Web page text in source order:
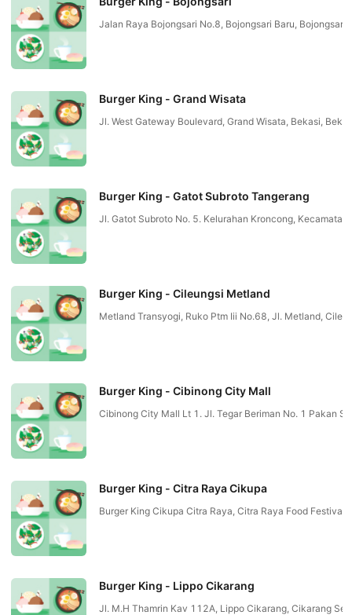
Jalan Raya Bojongsari No.8, Bojongsari Baru,
Burger King - Grand Wisata
Jl. West Gateway Boulevard, Grand Wisata, Bekasi,
Burger King - Gatot Subroto Tangerang
Jl. Gatot Subroto No. 5. Kelurahan Kroncong,
Burger King - Cileungsi Metland
Metland Transyogi, Ruko Ptm Iii No.68, Jl. Metland,
Burger King - Cibinong City Mall
Cibinong City Mall Lt 1. Jl. Tegar Beriman No. 1 Pakan
Burger King - Citra Raya Cikupa
Burger King Cikupa Citra Raya, Citra Raya Food
Burger King - Lippo Cikarang
Jl. M.H Thamrin Kav 112A, Lippo Cikarang, Cikarang